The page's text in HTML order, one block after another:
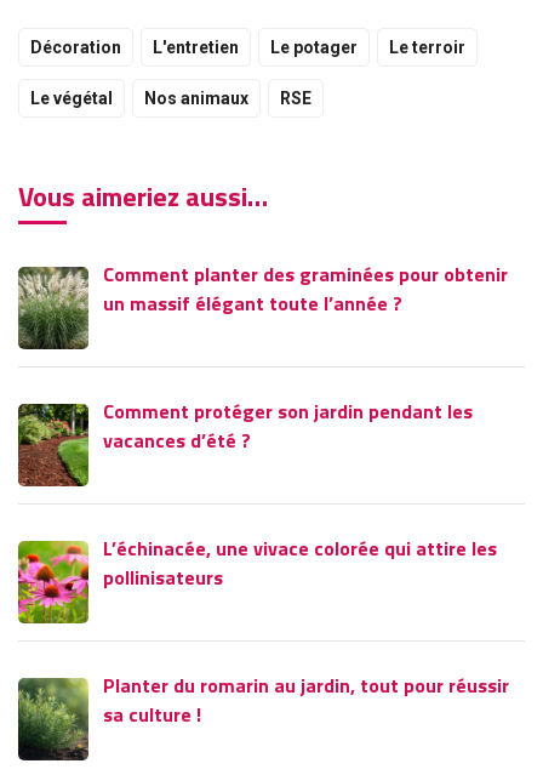
Décoration L'entretien Le potager Le terroir
Le végétal Nos animaux RSE
Vous aimeriez aussi…
Comment planter des graminées pour obtenir
un massif élégant toute l’année ?
Comment protéger son jardin pendant les
vacances d’été ?
L’échinacée, une vivace colorée qui attire les
pollinisateurs
Planter du romarin au jardin, tout pour réussir
sa culture !